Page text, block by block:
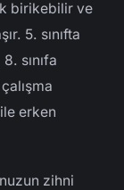
birikebilir ve
5. sınıfta
sınıfa
erken
zihni